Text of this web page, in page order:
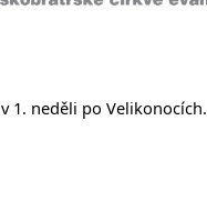
1. neděli po Velikonocích.